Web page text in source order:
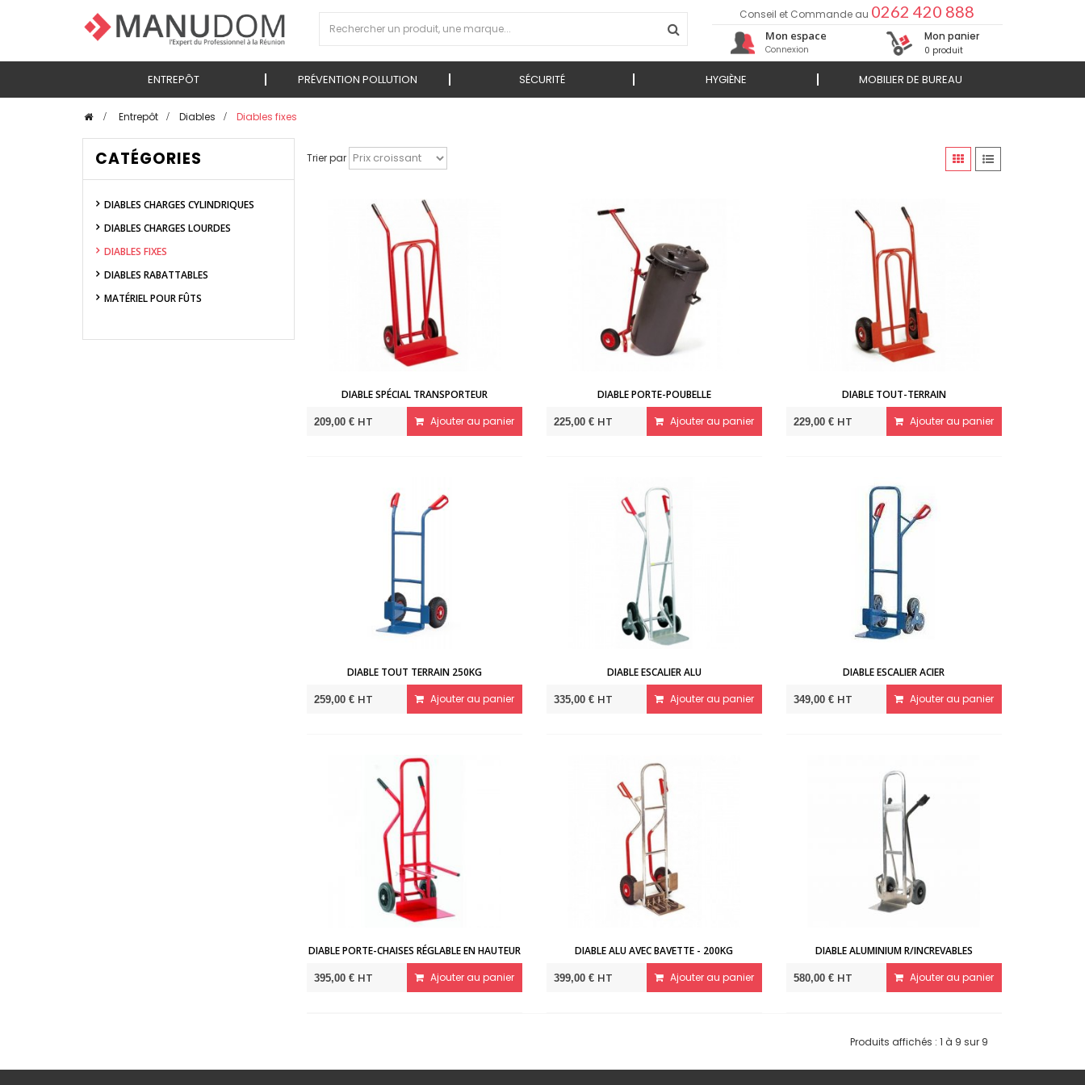
Conseil et Commande au 0262 420 888
Mon espace
Connexion
Mon panier
0 produit
ENTREPÔT PRÉVENTION POLLUTION SÉCURITÉ HYGIÈNE MOBILIER DE BUREAU
> Entrepôt > Diables > Diables fixes
CATÉGORIES
DIABLES CHARGES CYLINDRIQUES
DIABLES CHARGES LOURDES
DIABLES FIXES
DIABLES RABATTABLES
MATÉRIEL POUR FÛTS
Trier par
DIABLE SPÉCIAL TRANSPORTEUR
209,00 € HT Ajouter au panier
DIABLE PORTE-POUBELLE
225,00 € HT Ajouter au panier
DIABLE TOUT-TERRAIN
229,00 € HT Ajouter au panier
DIABLE TOUT TERRAIN 250KG
259,00 € HT Ajouter au panier
DIABLE ESCALIER ALU
335,00 € HT Ajouter au panier
DIABLE ESCALIER ACIER
349,00 € HT Ajouter au panier
DIABLE PORTE-CHAISES RÉGLABLE EN HAUTEUR
395,00 € HT Ajouter au panier
DIABLE ALU AVEC BAVETTE - 200KG
399,00 € HT Ajouter au panier
DIABLE ALUMINIUM R/INCREVABLES
580,00 € HT Ajouter au panier
Produits affichés : 1 à 9 sur 9